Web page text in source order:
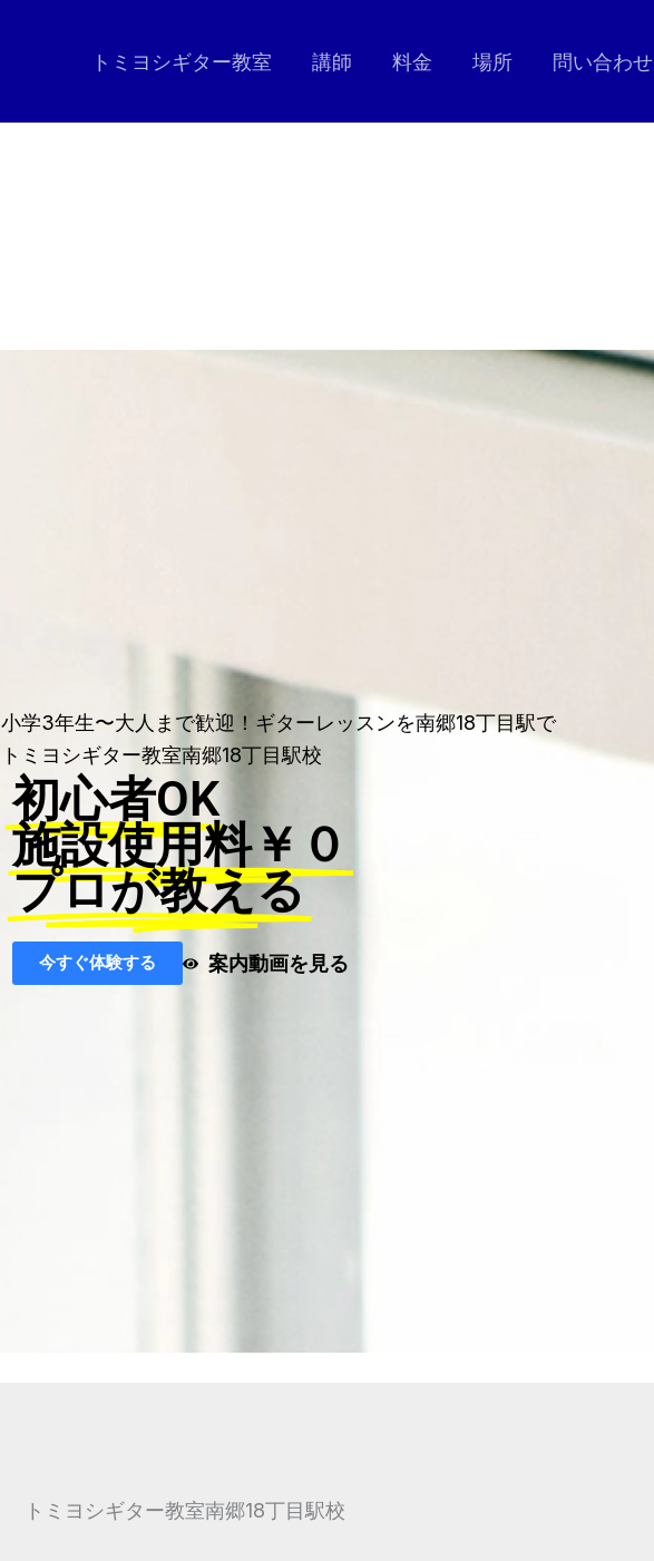
トミヨシギター教室 講師 料金 場所 問い合わせ
小学3年生〜大人まで歓迎！ギターレッスンを南郷18丁目駅で
トミヨシギター教室南郷18丁目駅校
初心者OK
施設使用料￥０
プロが教える
今すぐ体験する 案内動画を見る
トミヨシギター教室南郷18丁目駅校